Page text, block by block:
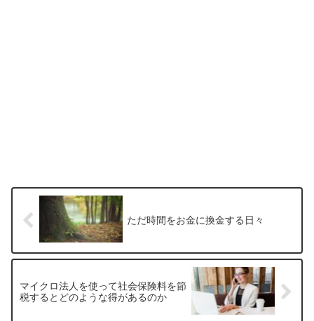
ただ時間をお金に換金する日々
マイクロ法人を使って社会保険料を節
税するとどのような得があるのか